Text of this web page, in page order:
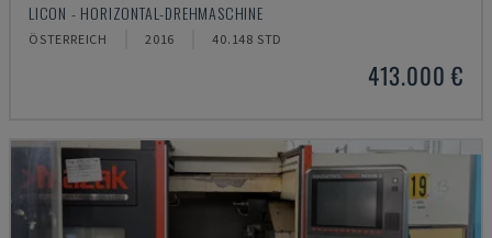
LICON - HORIZONTAL-DREHMASCHINE
ÖSTERREICH 2016 40.148 STD
413.000 €